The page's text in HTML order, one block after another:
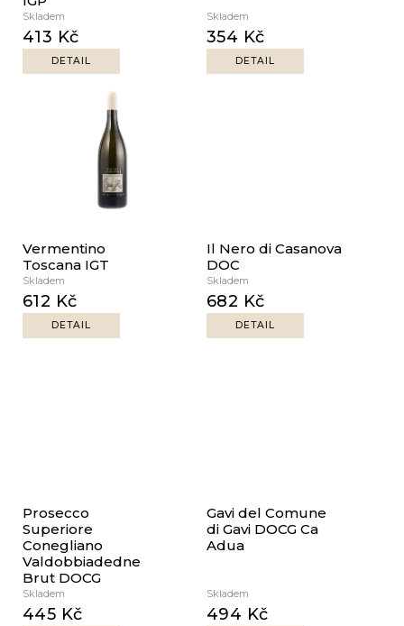
d
u
t
Skladem
413 Kč
DETAIL
Skladem
354 Kč
DETAIL
Vermentino
Toscana IGT
Skladem
612 Kč
DETAIL
Il Nero di Casanova
DOC
Skladem
682 Kč
DETAIL
Prosecco
Superiore
Conegliano
Valdobbiadedne
Brut DOCG
Skladem
445 Kč
Gavi del Comune
di Gavi DOCG Ca
Adua
Skladem
494 Kč
u
e
m